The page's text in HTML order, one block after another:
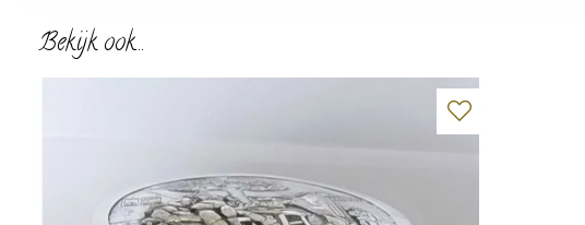
Bekijk ook...